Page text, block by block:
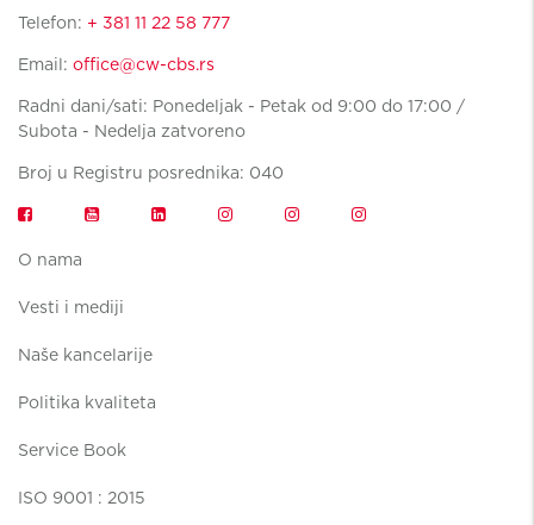
Telefon: + 381 11 22 58 777
Email: office@cw-cbs.rs
Radni dani/sati: Ponedeljak - Petak od 9:00 do 17:00 /
Subota - Nedelja zatvoreno
Broj u Registru posrednika: 040
O nama
Vesti i mediji
Naše kancelarije
Politika kvaliteta
Service Book
ISO 9001 : 2015